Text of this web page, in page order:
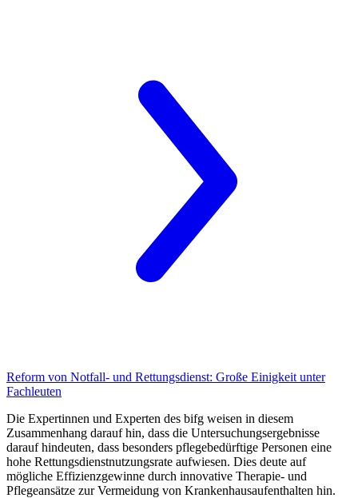
Reform von Notfall- und Rettungsdienst: Große Einigkeit unter
Fachleuten
Die Expertinnen und Experten des bifg weisen in diesem
Zusammenhang darauf hin, dass die Untersuchungsergebnisse
darauf hindeuten, dass besonders pflegebedürftige Personen eine
hohe Rettungsdienstnutzungsrate aufwiesen. Dies deute auf
mögliche Effizienzgewinne durch innovative Therapie- und
Pflegeansätze zur Vermeidung von Krankenhausaufenthalten hin.